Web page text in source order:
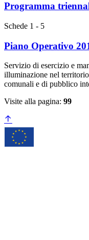
Programma
Schede 1 - 5
Piano Operativo
Servizio di esercizio e
illuminazione nel
comunali e di pubblico
Visite alla pagina: 99